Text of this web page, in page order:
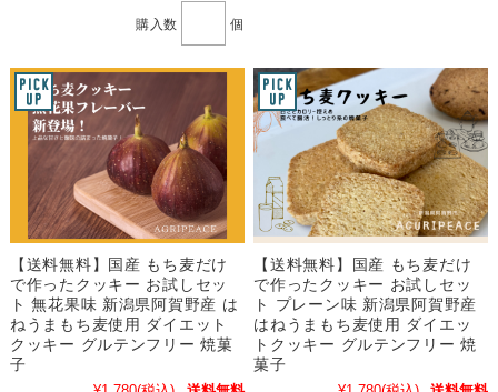
購入数 個
【送料無料】国産 もち麦だけ
で作ったクッキー お試しセッ
ト 無花果味 新潟県阿賀野産 は
ねうまもち麦使用 ダイエット
クッキー グルテンフリー 焼菓
子
【送料無料】国産 もち麦だけ
で作ったクッキー お試しセッ
ト プレーン味 新潟県阿賀野産
はねうまもち麦使用 ダイエッ
トクッキー グルテンフリー 焼
菓子